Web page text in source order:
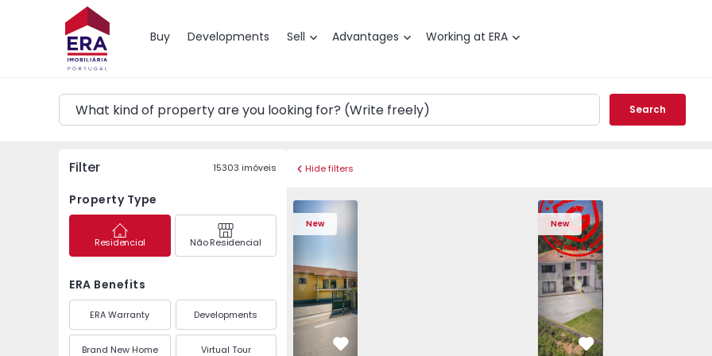
Buy Developments Sell Advantages Working at ERA
Map
Search
Filter 15303 imóveis
Property Type
Residencial Não Residencial
ERA Benefits
ERA Warranty Developments
Brand New Home Virtual Tour
Hide filters
New
Detached House T3 Sabrosa, Vilarinho de São Romão - 1574801 - 1
Favorite
New
Semi-Detached House T3 Angra do
Semi-Detached House T3
Semi-Detached
Favorite